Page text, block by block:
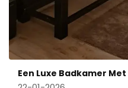
Een Luxe Badkamer